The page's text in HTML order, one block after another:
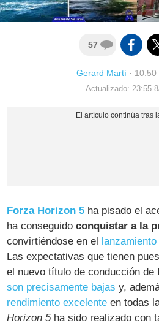
57
Gerard Martí · 10:50
Actualizado: 23:55
Forza Horizon 5 ha pisado el
ha conseguidoconquistar a la
convirtiéndose en el
Las expectativas que tienen
el nuevo título de conducción de
son precisamente bajas y,
rendimiento excelente en todas
Horizon 5ha sido realizado con